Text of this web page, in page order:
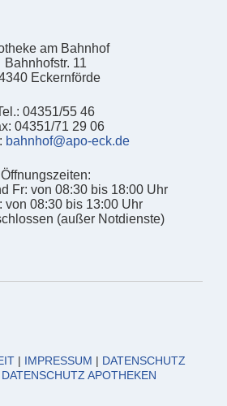
am Bahnhof
Bahnhofstr. 11
Eckernförde
04351/55 46
04351/71 29 06
bahnhof@apo-eck.de
Öffnungszeiten:
Fr: von 08:30 bis 18:00 Uhr
von 08:30 bis 13:00 Uhr
(außer Notdienste)
| IMPRESSUM | DATENSCHUTZ
DATENSCHUTZ APOTHEKEN